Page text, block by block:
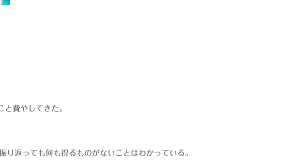
費やしてきた。
返っても何も得るものがないことはわかっている。